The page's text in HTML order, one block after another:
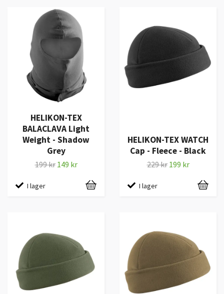
HELIKON-TEX
BALACLAVA Light
Weight - Shadow
Grey
199 kr 149 kr
I lager
HELIKON-TEX WATCH
Cap - Fleece - Black
229 kr 199 kr
I lager